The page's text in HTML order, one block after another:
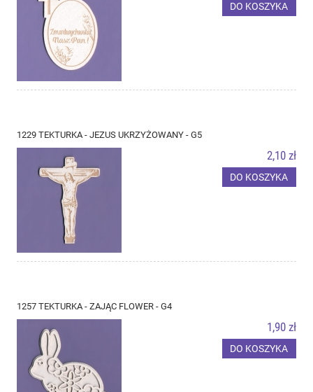
DO KOSZYKA
1229 TEKTURKA - JEZUS UKRZYŻOWANY - G5
2,10 zł
DO KOSZYKA
1257 TEKTURKA - ZAJĄC FLOWER - G4
1,90 zł
DO KOSZYKA